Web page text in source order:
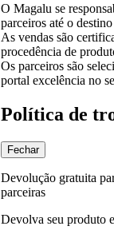
O Magalu se
parceiros até o
As vendas são
procedência de
Os parceiros são
portal excelência no
Política de
Fechar
Devolução gratuita
parceiras
Devolva seu produto